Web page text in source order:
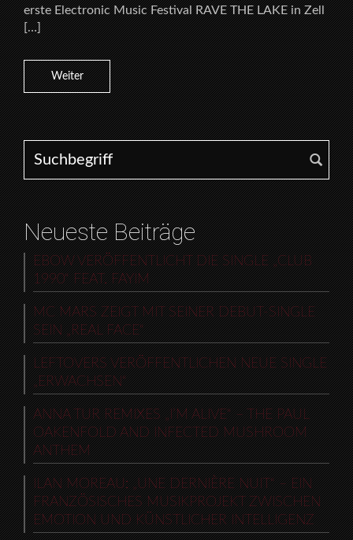
erste Electronic Music Festival RAVE THE LAKE in Zell
[…]
Weiter
Search for:
Neueste Beiträge
EBOW VERÖFFENTLICHT DIE SINGLE „CLUB
1990“ FEAT. FAYIM
MC MARS ZEIGT MIT SEINER DEBUT-SINGLE
SEIN „REAL FACE“
LEFTOVERS VERÖFFENTLICHEN NEUE SINGLE
„ERWACHSEN“
ANNA TUR REMIXES „I’M ALIVE“ – THE PAUL
OAKENFOLD AND INFECTED MUSHROOM
ANTHEM
ILAN MOREAU: „UNE DERNIÈRE NUIT“ – EIN
FRANZÖSISCHES MUSIKPROJEKT ZWISCHEN
EMOTION UND KÜNSTLICHER INTELLIGENZ